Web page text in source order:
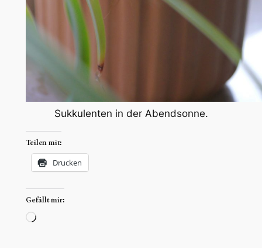
Sukkulenten in der Abendsonne.
Teilen mit:
Drucken
Gefällt mir:
Wird